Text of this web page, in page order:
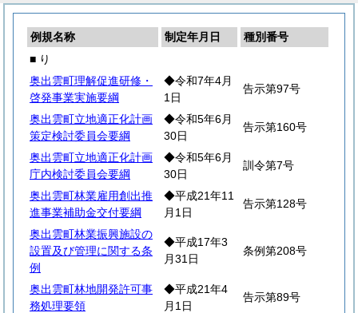
例規名称 制定年月日
種別番号
■ り
奥出雲町理解促進研修・
啓発事業実施要綱
◆令和7年4月
1日
告示第97号
奥出雲町立地適正化計画
策定検討委員会要綱
◆令和5年6月
30日
告示第160号
奥出雲町立地適正化計画
庁内検討委員会要綱
◆令和5年6月
30日
訓令第7号
奥出雲町林業雇用創出推
進事業補助金交付要綱
◆平成21年11
月1日
告示第128号
奥出雲町林業振興施設の
設置及び管理に関する条
例
◆平成17年3
月31日
条例第208号
奥出雲町林地開発許可事
務処理要領
◆平成21年4
月1日
告示第89号